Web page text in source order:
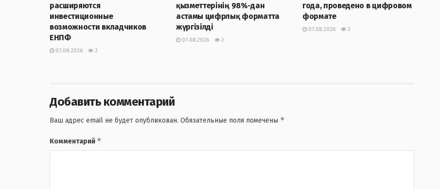
расширяются
инвестиционные
возможности вкладчиков
ЕНПФ
07.08.2026 2
қызметтерінің 98%-дан
астамы цифрлық форматта
жүргізілді
07.08.2026 2
года, проведено в цифровом
формате
07.08.2026 2
Добавить комментарий
Ваш адрес email не будет опубликован. Обязательные поля помечены *
Комментарий *